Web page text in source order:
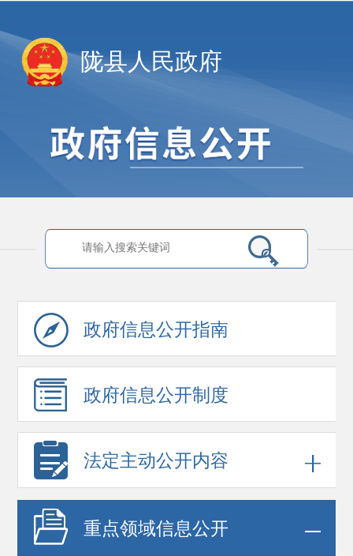
陇县人民政府
政府信息公开指南
政府信息公开制度
法定主动公开内容
重点领域信息公开